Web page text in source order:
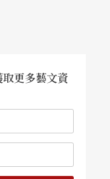
對」。直至二○
讓人懸崖勒
更多藝文資